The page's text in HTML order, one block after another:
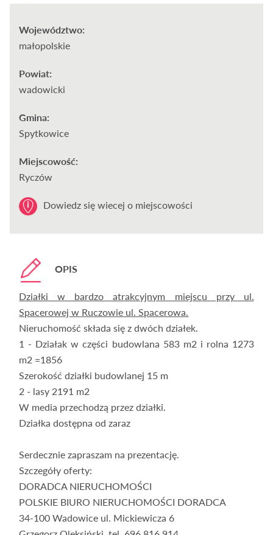
Województwo:
małopolskie
Powiat:
wadowicki
Gmina:
Spytkowice
Miejscowość:
Ryczów
Dowiedz się wiecej o miejscowości
OPIS
Działki w bardzo atrakcyjnym miejscu przy ul.
Spacerowej w Ruczowie ul. Spacerowa.
Nieruchomość składa się z dwóch działek.
1 - Działak w części budowlana 583 m2 i rolna 1273
m2 =1856
Szerokość działki budowlanej 15 m
2 - lasy 2191 m2
W media przechodzą przez działki.
Działka dostępna od zaraz
Serdecznie zapraszam na prezentację.
Szczegóły oferty:
DORADCA NIERUCHOMOŚCI
POLSKIE BIURO NIERUCHOMOŚCI DORADCA
34-100 Wadowice ul. Mickiewicza 6